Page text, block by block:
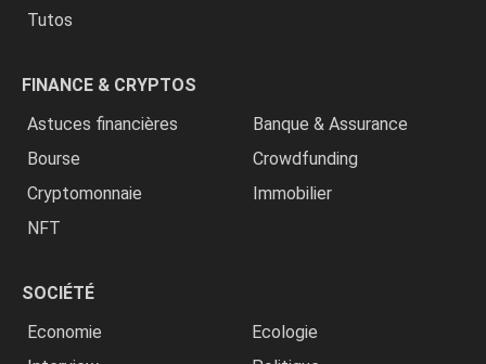
Tutos
FINANCE & CRYPTOS
Astuces financières
Banque & Assurance
Bourse
Crowdfunding
Cryptomonnaie
Immobilier
NFT
SOCIÉTÉ
Economie
Ecologie